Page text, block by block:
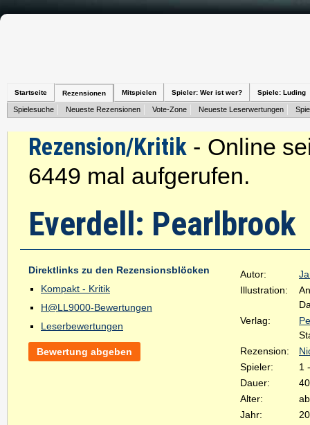
Startseite Rezensionen Mitspielen Spieler: Wer ist wer? Spiele: Luding
Spielesuche Neueste Rezensionen Vote-Zone Neueste Leserwertungen
Rezension/Kritik - Online
6449 mal aufgerufen.
Everdell: Pearlbrook
Direktlinks zu den Rezensionsblöcken
Kompakt - Kritik
H@LL9000-Bewertungen
Leserbewertungen
Bewertung abgeben
Autor:
Illustration:
Verlag:
Rezension:
Spieler:
1
Dauer:
Alter:
Jahr: